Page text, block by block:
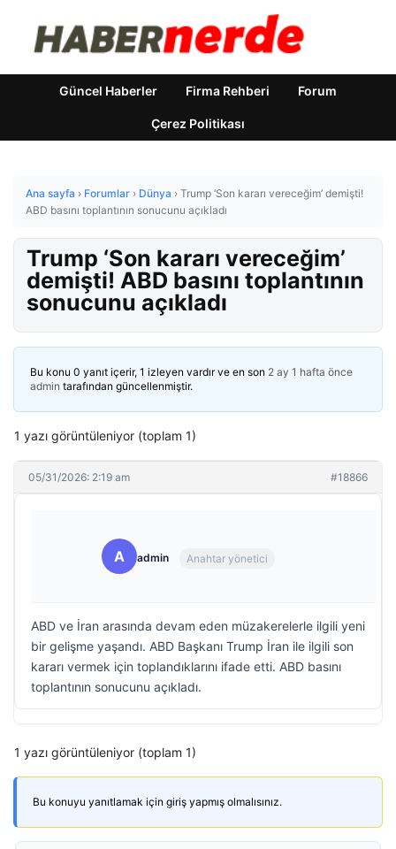
Güncel Haberler Firma Rehberi Forum
Çerez Politikası
Ana sayfa › Forumlar › Dünya › Trump ‘Son kararı vereceğim’ demişti!
ABD basını toplantının sonucunu açıkladı
Trump ‘Son kararı vereceğim’
demişti! ABD basını toplantının
sonucunu açıkladı
Bu konu 0 yanıt içerir, 1 izleyen vardır ve en son 2 ay 1 hafta önce
admin tarafından güncellenmiştir.
1 yazı görüntüleniyor (toplam 1)
05/31/2026: 2:19 am #18866
A admin Anahtar yönetici
ABD ve İran arasında devam eden müzakerelerle ilgili yeni
bir gelişme yaşandı. ABD Başkanı Trump İran ile ilgili son
kararı vermek için toplandıklarını ifade etti. ABD basını
toplantının sonucunu açıkladı.
1 yazı görüntüleniyor (toplam 1)
Bu konuyu yanıtlamak için giriş yapmış olmalısınız.